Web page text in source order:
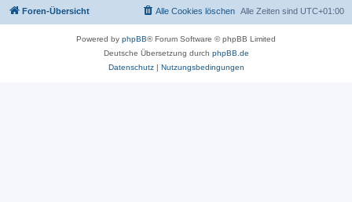
Foren-Übersicht Alle Zeiten sind UTC+01:00
Alle Cookies löschen
Powered by phpBB® Forum Software © phpBB Limited
Deutsche Übersetzung durch phpBB.de
Datenschutz| Nutzungsbedingungen